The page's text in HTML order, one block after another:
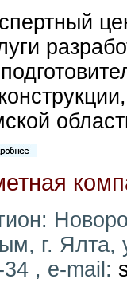
г. Ялта,
, e-mail: